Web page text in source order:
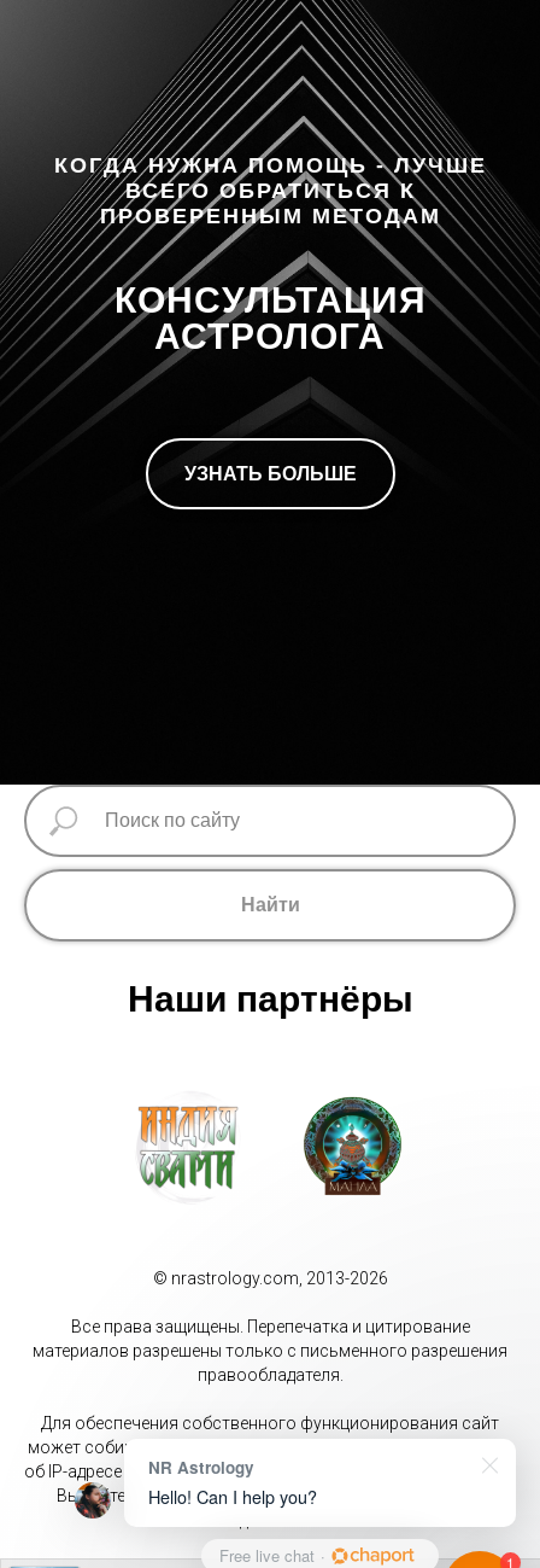
КОГДА НУЖНА ПОМОЩЬ - ЛУЧШЕ
ВСЕГО ОБРАТИТЬСЯ К
ПРОВЕРЕННЫМ МЕТОДАМ
КОНСУЛЬТАЦИЯ
АСТРОЛОГА
УЗНАТЬ БОЛЬШЕ
Найти
Наши партнёры
© nrastrology.com, 2013-2026
Все права защищены. Перепечатка и цитирование
материалов разрешены только с письменного разрешения
правообладателя.
Для обеспечения собственного функционирования сайт
может собирать метаданные пользователей (cookie, данные
об IP-адресе и местоположении). Оставаясь на данном сайте
Вы даёте своё согласие на обработку перечисленных
1
NR Astrology
Hello! Can I help you?
Free live chat ·